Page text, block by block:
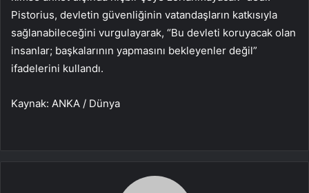
Pistorius, devletin güvenliğinin vatandaşların katkısıyla
sağlanabileceğini vurgulayarak, “Bu devleti koruyacak olan
insanlar; başkalarının yapmasını bekleyenler değil”
ifadelerini kullandı.
Kaynak: ANKA / Dünya